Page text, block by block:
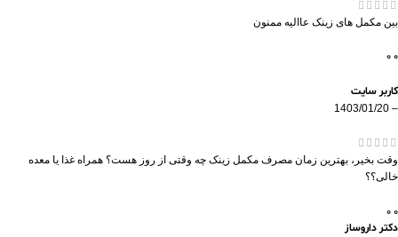
بین مکمل های زینک عاالیه ممنون
0
0
کاربر سایت
–
1403/01/20
وقت بخیر، بهترین زمان مصرف مکمل زینک چه وقتی از روز هست؟ همراه غذا یا معده
خالی؟؟
0
0
دکتر داروساز